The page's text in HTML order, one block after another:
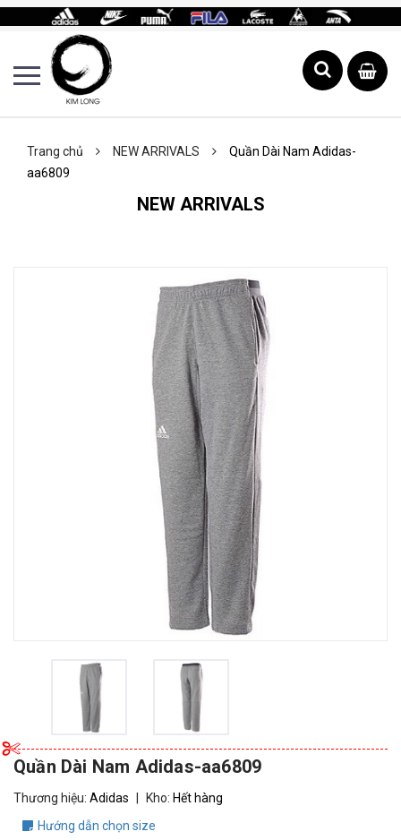
Trang chủ NEW ARRIVALS
Quần Dài Nam Adidas-
aa6809
NEW ARRIVALS
Quần Dài Nam Adidas-aa6809
Thương hiệu: Adidas Kho: Hết hàng
Hướng dẫn chọn size